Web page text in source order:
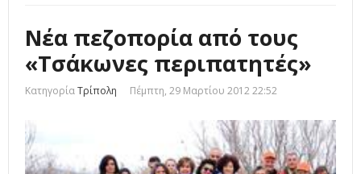
Νέα πεζοπορία από τους
«Τσάκωνες περιπατητές»
ΚατηγορίαΤρίπολη Πέμπτη, 29 Μαρτίου 2012 22:52